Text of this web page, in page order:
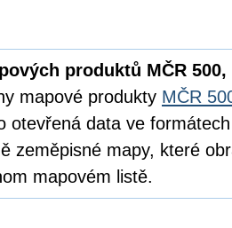
produktů MČR 500,
mapové produkty MČR
otevřená data ve
zeměpisné mapy, které
mapovém listě.